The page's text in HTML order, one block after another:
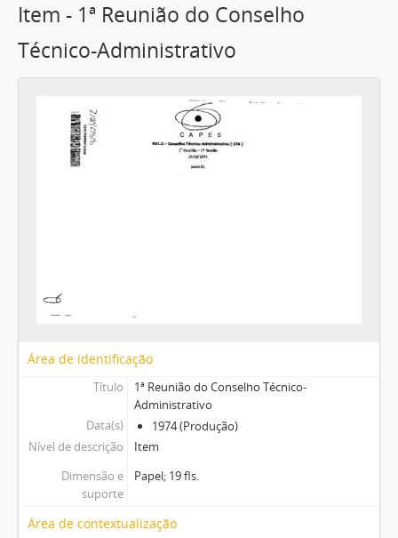
Item - 1ª Reunião do Conselho
Técnico-Administrativo
Área de identificação
Título
1ª Reunião do Conselho Técnico-
Administrativo
Data(s)
1974 (Produção)
Nível de descrição
Item
Dimensão e
suporte
Papel; 19 fls.
Área de contextualização